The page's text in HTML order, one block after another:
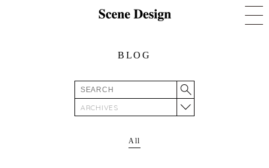
BLOG
ARCHIVES
All